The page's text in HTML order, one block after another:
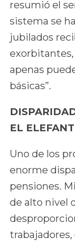
resumió el
sistema se
jubilados
apenas
básicas”.
EL
Uno de los
enorme
pensiones.
de alto nivel